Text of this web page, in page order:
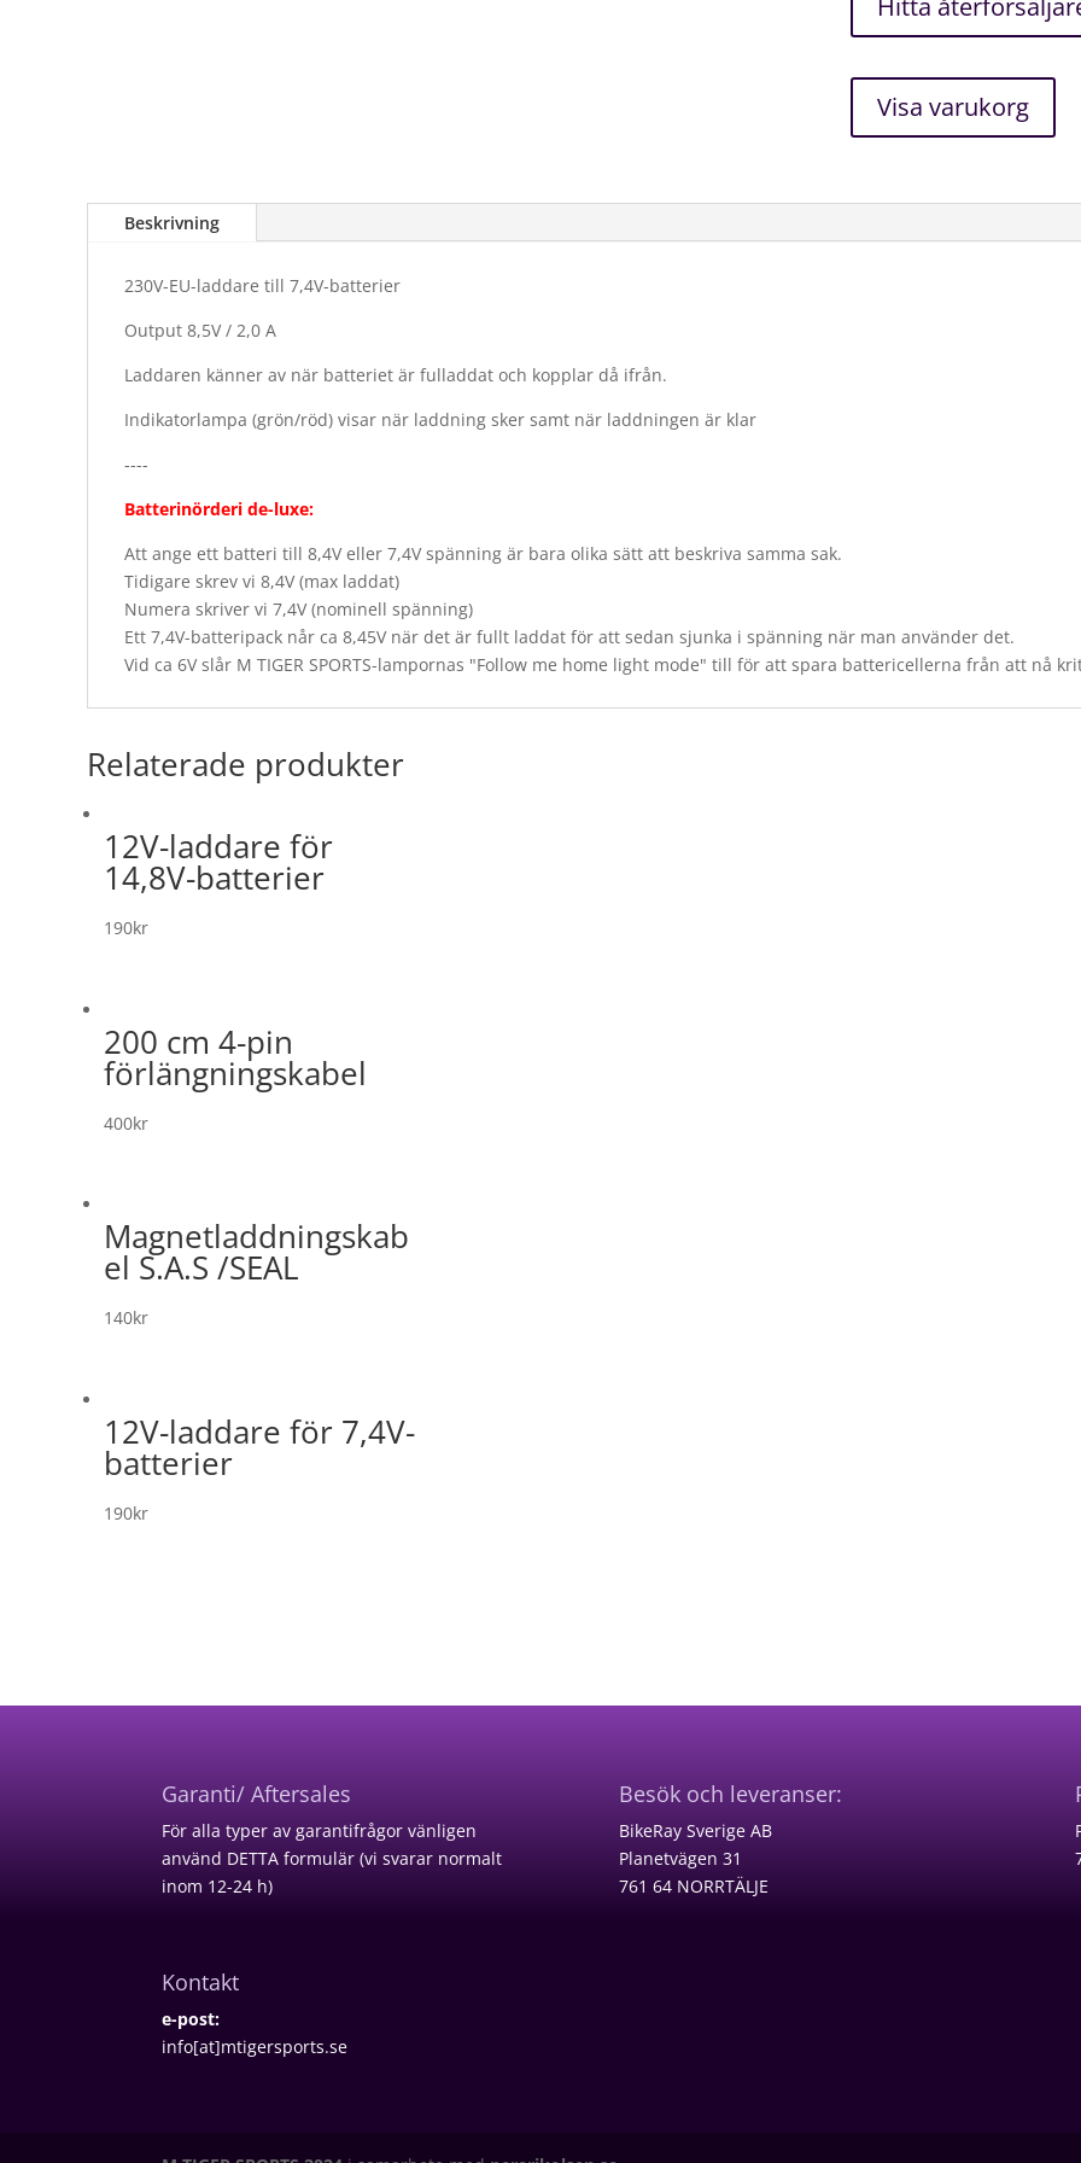
Hitta
Visa varukorg
Beskrivning
230V-EU-laddare till 7,4V-batterier
Output 8,5V / 2,0 A
Laddaren känner av när batteriet är fulladdat och kopplar då ifrån.
Indikatorlampa (grön/röd) visar när laddning sker samt när laddningen är klar
----
Batterinörderi de-luxe:
Att ange ett batteri till 8,4V eller 7,4V spänning är bara olika sätt att beskriva samma sak.
Tidigare skrev vi 8,4V (max laddat)
Numera skriver vi 7,4V (nominell spänning)
Ett 7,4V-batteripack når ca 8,45V när det är fullt laddat för att sedan sjunka i spänning när man använder det.
Vid ca 6V slår M TIGER SPORTS-lampornas "Follow me home light mode" till för att spara battericellerna från att nå
Relaterade produkter
12V-laddare för
14,8V-batterier
190kr
200 cm 4-pin
förlängningskabel
400kr
Magnetladdningskab
el S.A.S /SEAL
140kr
12V-laddare för 7,4V-
batterier
190kr
Garanti/ Aftersales
För alla typer av garantifrågor vänligen
använd DETTA formulär (vi svarar normalt
inom 12-24 h)
Kontakt
e-post:
info[at]mtigersports.se
Besök och leveranser:
BikeRay Sverige AB
Planetvägen 31
761 64 NORRTÄLJE